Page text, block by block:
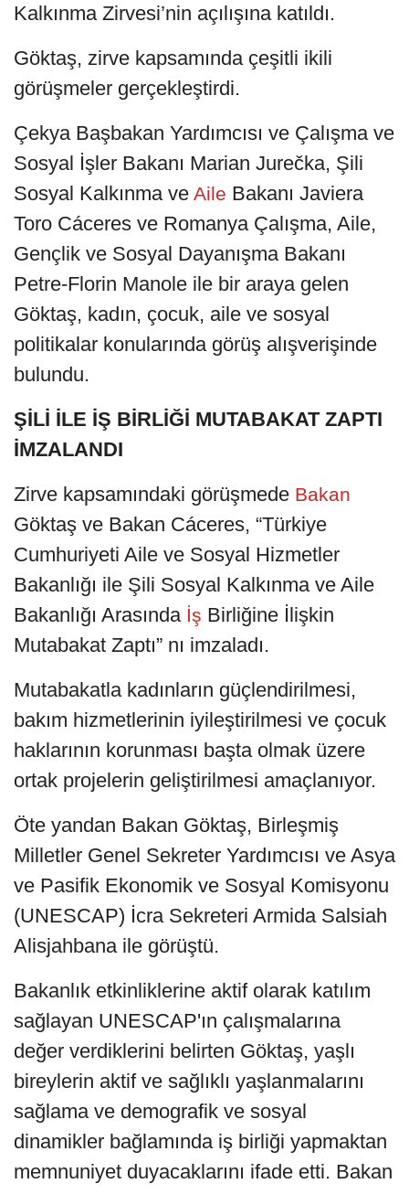
Kalkınma Zirvesi’nin açılışına katıldı.
Göktaş, zirve kapsamında çeşitli ikili
görüşmeler gerçekleştirdi.
Çekya Başbakan Yardımcısı ve Çalışma ve
Sosyal İşler Bakanı Marian Jurečka, Şili
Sosyal Kalkınma ve Aile Bakanı Javiera
Toro Cáceres ve Romanya Çalışma, Aile,
Gençlik ve Sosyal Dayanışma Bakanı
Petre-Florin Manole ile bir araya gelen
Göktaş, kadın, çocuk, aile ve sosyal
politikalar konularında görüş alışverişinde
bulundu.
ŞİLİ İLE İŞ BİRLİĞİ MUTABAKAT ZAPTI
İMZALANDI
Zirve kapsamındaki görüşmede Bakan
Göktaş ve Bakan Cáceres, “Türkiye
Cumhuriyeti Aile ve Sosyal Hizmetler
Bakanlığı ile Şili Sosyal Kalkınma ve Aile
Bakanlığı Arasında İş Birliğine İlişkin
Mutabakat Zaptı” nı imzaladı.
Mutabakatla kadınların güçlendirilmesi,
bakım hizmetlerinin iyileştirilmesi ve çocuk
haklarının korunması başta olmak üzere
ortak projelerin geliştirilmesi amaçlanıyor.
Öte yandan Bakan Göktaş, Birleşmiş
Milletler Genel Sekreter Yardımcısı ve Asya
ve Pasifik Ekonomik ve Sosyal Komisyonu
(UNESCAP) İcra Sekreteri Armida Salsiah
Alisjahbana ile görüştü.
Bakanlık etkinliklerine aktif olarak katılım
sağlayan UNESCAP'ın çalışmalarına
değer verdiklerini belirten Göktaş, yaşlı
bireylerin aktif ve sağlıklı yaşlanmalarını
sağlama ve demografik ve sosyal
dinamikler bağlamında iş birliği yapmaktan
memnuniyet duyacaklarını ifade etti. Bakan